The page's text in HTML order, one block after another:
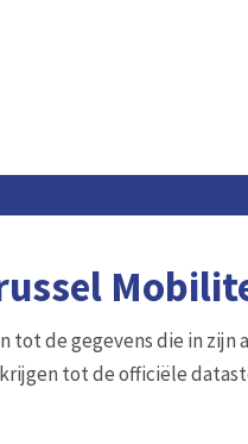
de gegevens die in
tot de officiële